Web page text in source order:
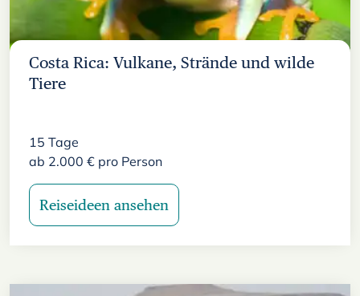
Costa Rica: Vulkane, Strände und wilde
Tiere
15 Tage
ab 2.000 € pro Person
Reiseideen ansehen